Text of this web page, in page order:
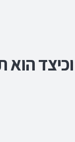
הוא